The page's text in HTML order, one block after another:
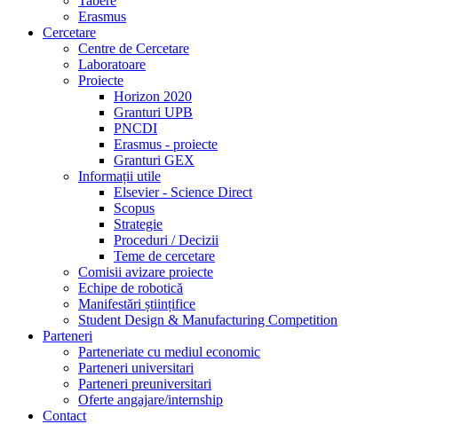
Erasmus
Cercetare
Centre de Cercetare
Laboratoare
Proiecte
Horizon 2020
Granturi UPB
PNCDI
Erasmus - proiecte
Granturi GEX
Informații utile
Elsevier - Science Direct
Scopus
Strategie
Proceduri / Decizii
Teme de cercetare
Comisii avizare proiecte
Echipe de robotică
Manifestări științifice
Student Design & Manufacturing Competition
Parteneri
Parteneriate cu mediul economic
Parteneri universitari
Parteneri preuniversitari
Oferte angajare/internship
Contact